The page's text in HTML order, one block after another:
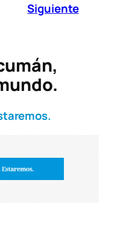
Siguiente